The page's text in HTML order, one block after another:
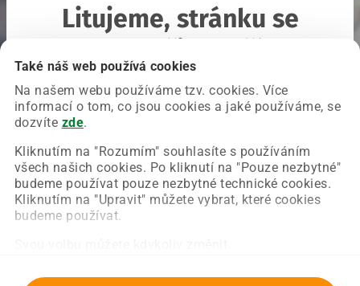
Také náš web používá cookies
Na našem webu používáme tzv. cookies. Více
informací o tom, co jsou cookies a jaké používáme, se
dozvíte zde.
Kliknutím na "Rozumím" souhlasíte s používáním
všech našich cookies. Po kliknutí na "Pouze nezbytné"
budeme používat pouze nezbytné technické cookies.
Kliknutím na "Upravit" můžete vybrat, které cookies
budeme používat.
Litujeme, stránku se
Chyba nastala na naší straně a už ji opravujeme.
Zkuste prosím znovu načíst požadovanou stránku.
Obnovit stránku Úvodní strana